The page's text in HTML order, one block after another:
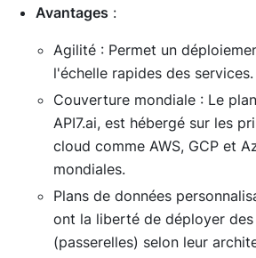
Avantages :
Agilité : Permet un
l'échelle rapides des services.
Couverture mondiale : Le
API7.ai, est hébergé sur les
cloud comme AWS, GCP et
mondiales.
Plans de données
ont la liberté de déployer
(passerelles) selon leur